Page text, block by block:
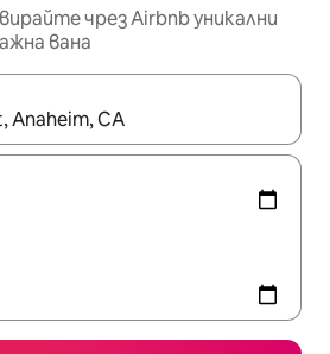
чрез Airbnb уникални
вана
се покажат, използвайте